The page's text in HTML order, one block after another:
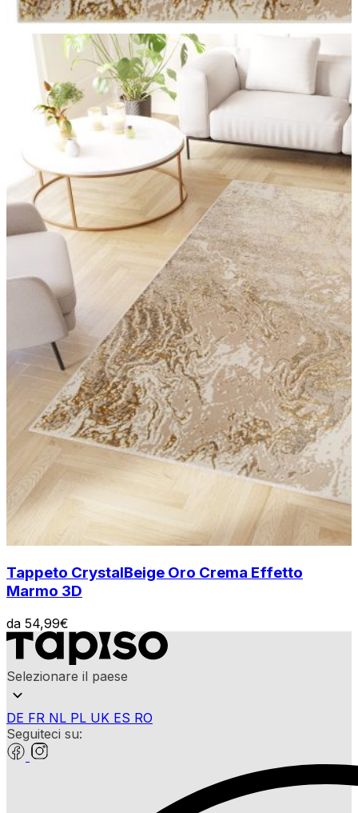
Tappeto CrystalBeige Oro Crema Effetto
Marmo 3D
da 54,99€
Selezionare il paese
DE FR NL PL UK ES RO
Seguiteci su: